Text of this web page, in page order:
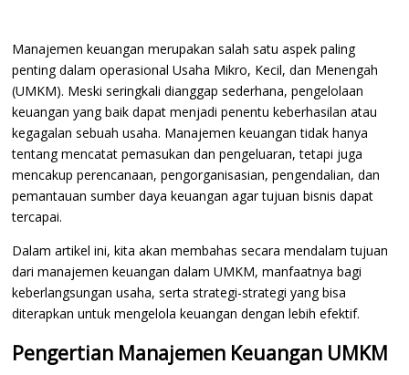
Manajemen keuangan merupakan salah satu aspek paling
penting dalam operasional Usaha Mikro, Kecil, dan Menengah
(UMKM). Meski seringkali dianggap sederhana, pengelolaan
keuangan yang baik dapat menjadi penentu keberhasilan atau
kegagalan sebuah usaha. Manajemen keuangan tidak hanya
tentang mencatat pemasukan dan pengeluaran, tetapi juga
mencakup perencanaan, pengorganisasian, pengendalian, dan
pemantauan sumber daya keuangan agar tujuan bisnis dapat
tercapai.
Dalam artikel ini, kita akan membahas secara mendalam tujuan
dari manajemen keuangan dalam UMKM, manfaatnya bagi
keberlangsungan usaha, serta strategi-strategi yang bisa
diterapkan untuk mengelola keuangan dengan lebih efektif.
Pengertian Manajemen Keuangan UMKM